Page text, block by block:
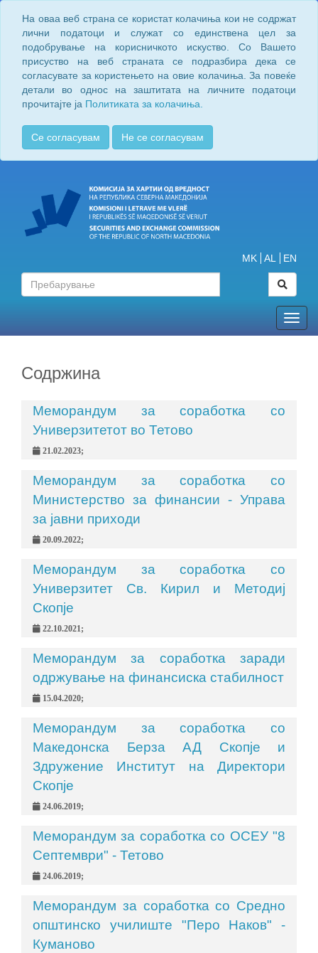
На оваа веб страна се користат колачиња кои не содржат
лични податоци и служат со единствена цел за
подобрување на корисничкото искуство. Со Вашето
присуство на веб страната се подразбира дека се
согласувате за користењето на овие колачиња. За повеќе
детали во однос на заштитата на личните податоци
прочитајте ја Политиката за колачиња.
Се согласувам Не се согласувам
MK AL EN
Содржина
Меморандум за соработка со
Универзитетот во Тетово
21.02.2023;
Меморандум за соработка со
Министерство за финансии - Управа
за јавни приходи
20.09.2022;
Меморандум за соработка со
Универзитет Св. Кирил и Методиј
Скопје
22.10.2021;
Меморандум за соработка заради
одржување на финансиска стабилност
15.04.2020;
Меморандум за соработка со
Македонска Берза АД Скопје и
Здружение Институт на Директори
Скопје
24.06.2019;
Меморандум за соработка со ОСЕУ "8
Септември" - Тетово
24.06.2019;
Меморандум за соработка со Средно
општинско училиште "Перо Наков" -
Куманово